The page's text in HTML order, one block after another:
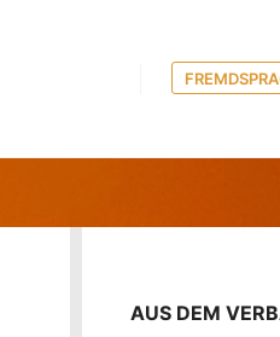
AUS DEM